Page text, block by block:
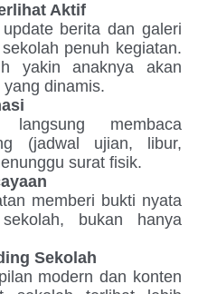
Aktif
berita dan galeri
penuh kegiatan.
yakin anaknya akan
dinamis.
membaca
(jadwal ujian, libur,
surat fisik.
memberi bukti nyata
bukan hanya
Sekolah
modern dan konten